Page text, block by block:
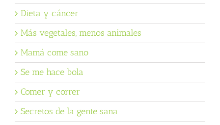
Dieta y cáncer
Más vegetales, menos animales
Mamá come sano
Se me hace bola
Comer y correr
Secretos de la gente sana